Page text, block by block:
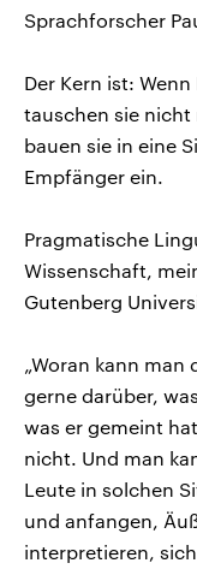
Sprachforscher
Der Kern ist:
tauschen sie nicht
bauen sie in eine
Empfänger ein.
Pragmatische
Wissenschaft,
Gutenberg
„Woran kann man
gerne darüber,
was er gemeint
nicht. Und man
Leute in solchen
und anfangen,
interpretieren,